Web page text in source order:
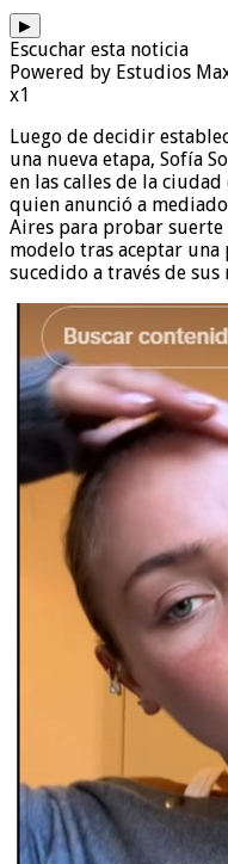
▶
Escuchar esta noticia
Powered by Estudios
x1
Luego de decidir
una nueva etapa, Sofía
en las calles de la
quien anunció a
Aires para probar suerte
modelo tras aceptar
sucedido a través de sus